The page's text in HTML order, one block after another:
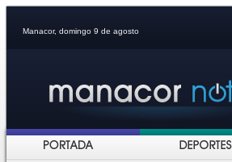
Manacor, domingo 9 de agosto